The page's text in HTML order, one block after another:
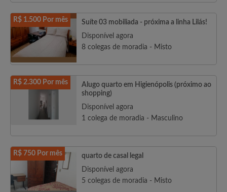
R$ 1.500 Por mês
Suíte 03 mobiliada - próxima a linha Lilás!
Disponível agora
8 colegas de moradia - Misto
R$ 2.300 Por mês
Alugo quarto em Higienópolis (próximo ao
shopping)
Disponível agora
1 colega de moradia - Masculino
R$ 750 Por mês
quarto de casal legal
Disponível agora
5 colegas de moradia - Misto